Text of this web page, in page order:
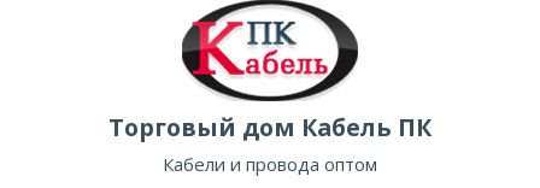
Торговый дом Кабель ПК
Кабели и провода оптом